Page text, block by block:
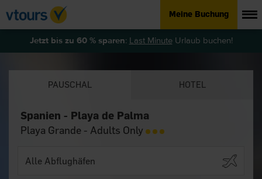
Meine Buchung
Jetzt bis zu 60 % sparen: Last MinuteUrlaub buchen!
PAUSCHAL HOTEL
Spanien - Playa de Palma
Playa Grande - Adults Only